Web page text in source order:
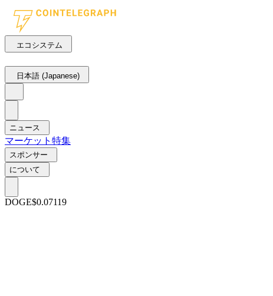
エコシステム
日本語 (Japanese)
ニュース
マーケット 特集
スポンサー
について
DOGE$0.07119